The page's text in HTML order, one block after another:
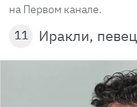
на Первом канале.
11 Иракли, певец